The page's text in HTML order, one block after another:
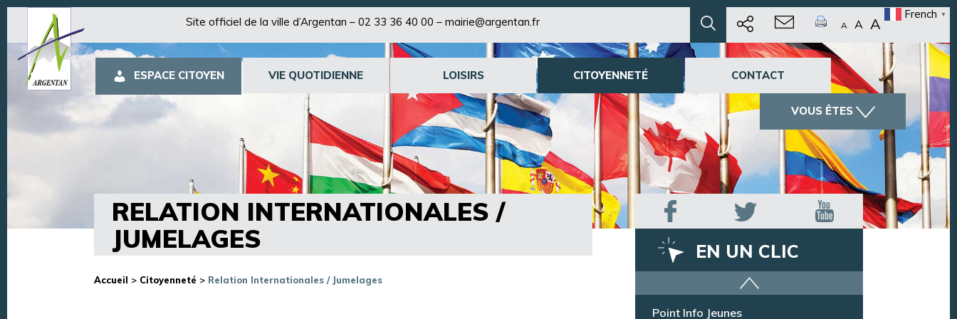
Site officiel de la ville d’Argentan – 02 33 36 40 00 – mairie@argentan.fr A A A
French ▼
ESPACE CITOYEN VIE QUOTIDIENNE LOISIRS CITOYENNETÉ CONTACT
VOUS ÊTES
RELATION INTERNATIONALES /
JUMELAGES
Accueil > Citoyenneté > Relation Internationales / Jumelages
EN UN CLIC
Point Info Jeunes